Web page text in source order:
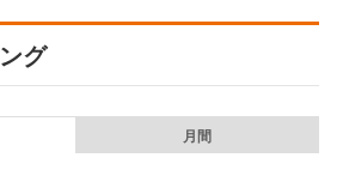
グ
月間